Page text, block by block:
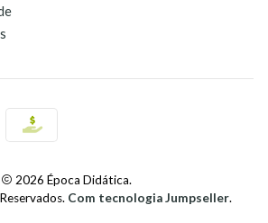
o sensor à interface apropriada.
amostra:Coloque a amostra de água
2026 Época Didática.
Com tecnologia Jumpseller.